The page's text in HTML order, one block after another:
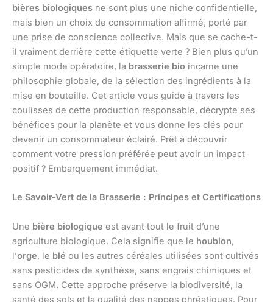
bières biologiques ne sont plus une niche confidentielle,
mais bien un choix de consommation affirmé, porté par
une prise de conscience collective. Mais que se cache-t-
il vraiment derrière cette étiquette verte ? Bien plus qu’un
simple mode opératoire, la brasserie bio incarne une
philosophie globale, de la sélection des ingrédients à la
mise en bouteille. Cet article vous guide à travers les
coulisses de cette production responsable, décrypte ses
bénéfices pour la planète et vous donne les clés pour
devenir un consommateur éclairé. Prêt à découvrir
comment votre pression préférée peut avoir un impact
positif ? Embarquement immédiat.
Le Savoir-Vert de la Brasserie : Principes et Certifications
Une bière biologique est avant tout le fruit d’une
agriculture biologique. Cela signifie que le houblon,
l’orge, le blé ou les autres céréales utilisées sont cultivés
sans pesticides de synthèse, sans engrais chimiques et
sans OGM. Cette approche préserve la biodiversité, la
santé des sols et la qualité des nappes phréatiques. Pour